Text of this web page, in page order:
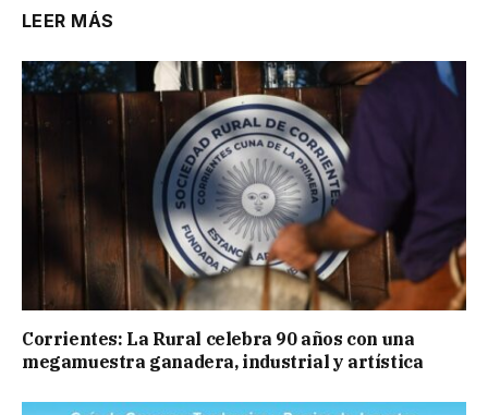
LEER MÁS
Corrientes: La Rural celebra 90 años con una
megamuestra ganadera, industrial y artística